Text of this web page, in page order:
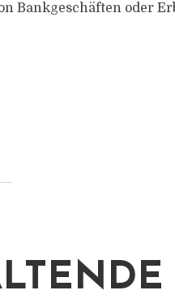
Bankgeschäften oder